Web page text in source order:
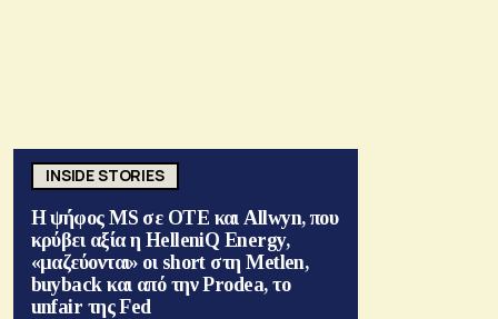
INSIDE STORIES
Η ψήφος MS σε ΟΤΕ και Allwyn, που
κρύβει αξία η HelleniQ Energy,
«μαζεύονται» οι short στη Metlen,
buyback και από την Prodea, το
unfair της Fed